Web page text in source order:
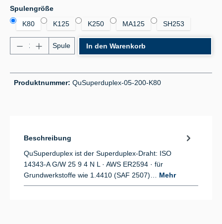
Spulengrößeauswählen
K80
K125 K250 MA125 SH253
Produkt Anzahl: Gib den gewünschten Wert ein
Spule In den Warenkorb
Produktnummer: QuSuperduplex-05-200-K80
Beschreibung
QuSuperduplex ist der Superduplex-Draht: ISO
14343-A G/W 25 9 4 N L · AWS ER2594 · für
Grundwerkstoffe wie 1.4410 (SAF 2507)… Mehr